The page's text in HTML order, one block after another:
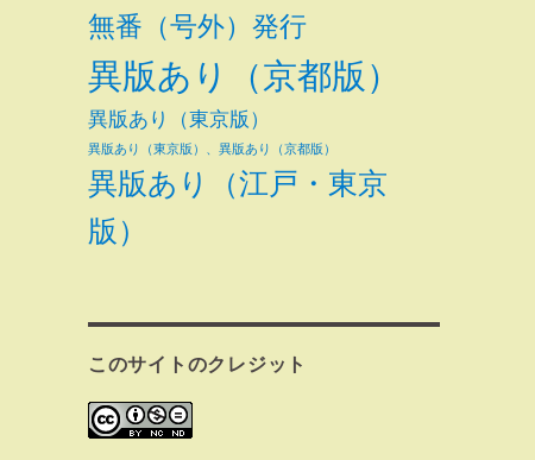
無番（号外）発行
異版あり（京都版）
異版あり（東京版）
異版あり（東京版）、異版あり（京都版）
異版あり（江戸・東京
版）
このサイトのクレジット